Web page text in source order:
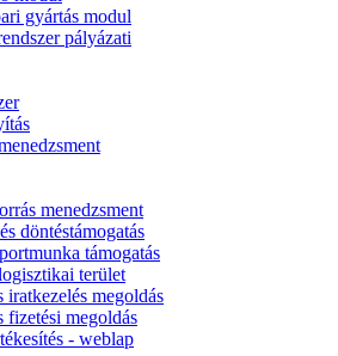
gyártás modul
pályázati
menedzsment
döntéstámogatás
támogatás
terület
megoldás
fizetési megoldás
- weblap